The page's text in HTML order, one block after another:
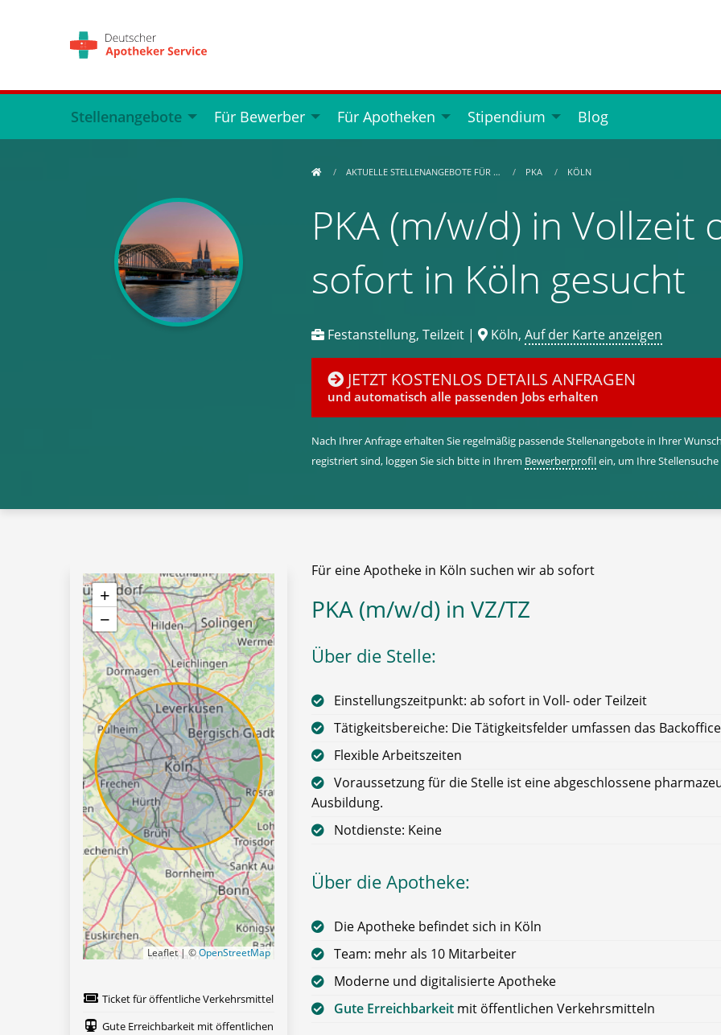
Stellenangebote Für Bewerber Für Apotheken Stipendium Blog
AKTUELLE STELLENANGEBOTE FÜR … PKA KÖLN
PKA (m/w/d) in Vollzeit
sofort in Köln gesucht
Festanstellung, Teilzeit | Köln, Auf der Karte anzeigen
JETZT KOSTENLOS DETAILS ANFRAGEN
und automatisch alle passenden Jobs erhalten
Nach Ihrer Anfrage erhalten Sie regelmäßig passende Stellenangebote in Ihrer
registriert sind, loggen Sie sich bitte in Ihrem Bewerberprofilein, um Ihre
Für eine Apotheke in Köln suchen wir ab sofort
PKA (m/w/d) in VZ/TZ
Über die Stelle:
Einstellungszeitpunkt: ab sofort in Voll- oder Teilzeit
Tätigkeitsbereiche: Die Tätigkeitsfelder umfassen das
Flexible Arbeitszeiten
Voraussetzung für die Stelle ist eine abgeschlossene
Ausbildung.
Notdienste: Keine
Über die Apotheke:
Die Apotheke befindet sich in Köln
Team: mehr als 10 Mitarbeiter
Moderne und digitalisierte Apotheke
Gute Erreichbarkeit mit öffentlichen Verkehrsmitteln
+
−
Leaflet | ©OpenStreetMap
Ticket für öffentliche Verkehrsmittel
Gute Erreichbarkeit mit öffentlichen